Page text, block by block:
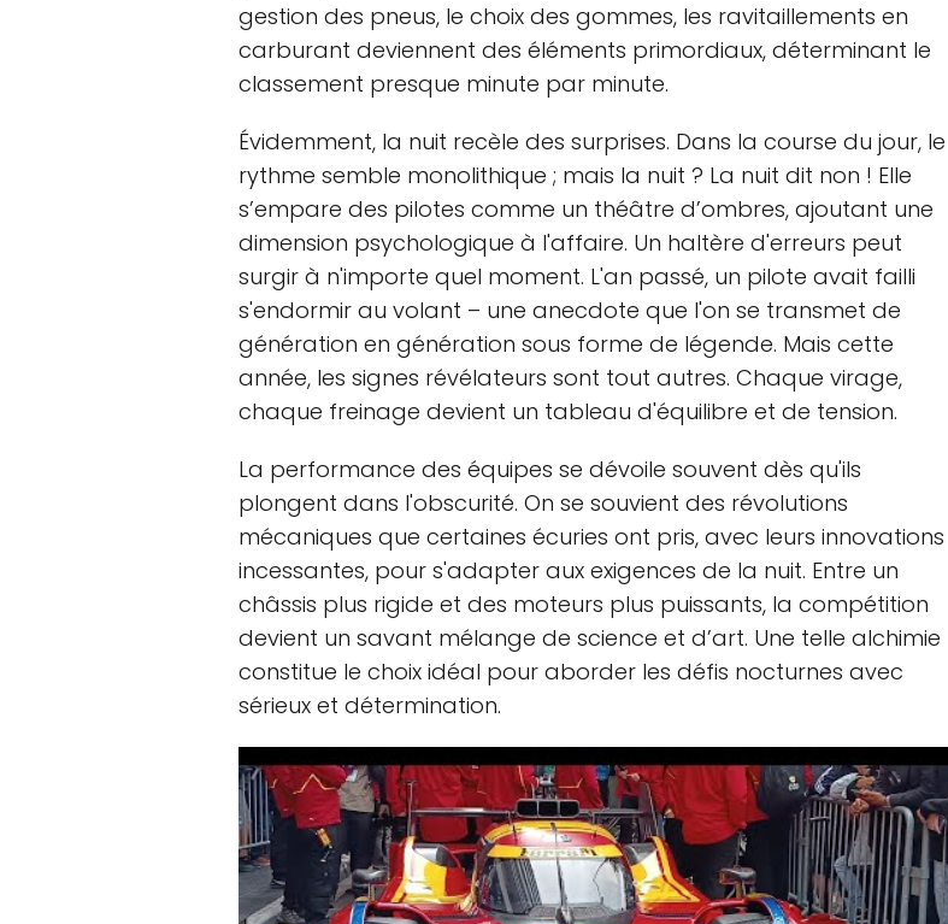
gestion des pneus, le choix des gommes, les ravitaillements en
carburant deviennent des éléments primordiaux, déterminant le
classement presque minute par minute.
Évidemment, la nuit recèle des surprises. Dans la course du jour, le
rythme semble monolithique ; mais la nuit ? La nuit dit non ! Elle
s’empare des pilotes comme un théâtre d’ombres, ajoutant une
dimension psychologique à l'affaire. Un haltère d'erreurs peut
surgir à n'importe quel moment. L'an passé, un pilote avait failli
s'endormir au volant – une anecdote que l'on se transmet de
génération en génération sous forme de légende. Mais cette
année, les signes révélateurs sont tout autres. Chaque virage,
chaque freinage devient un tableau d'équilibre et de tension.
La performance des équipes se dévoile souvent dès qu'ils
plongent dans l'obscurité. On se souvient des révolutions
mécaniques que certaines écuries ont pris, avec leurs innovations
incessantes, pour s'adapter aux exigences de la nuit. Entre un
châssis plus rigide et des moteurs plus puissants, la compétition
devient un savant mélange de science et d’art. Une telle alchimie
constitue le choix idéal pour aborder les défis nocturnes avec
sérieux et détermination.